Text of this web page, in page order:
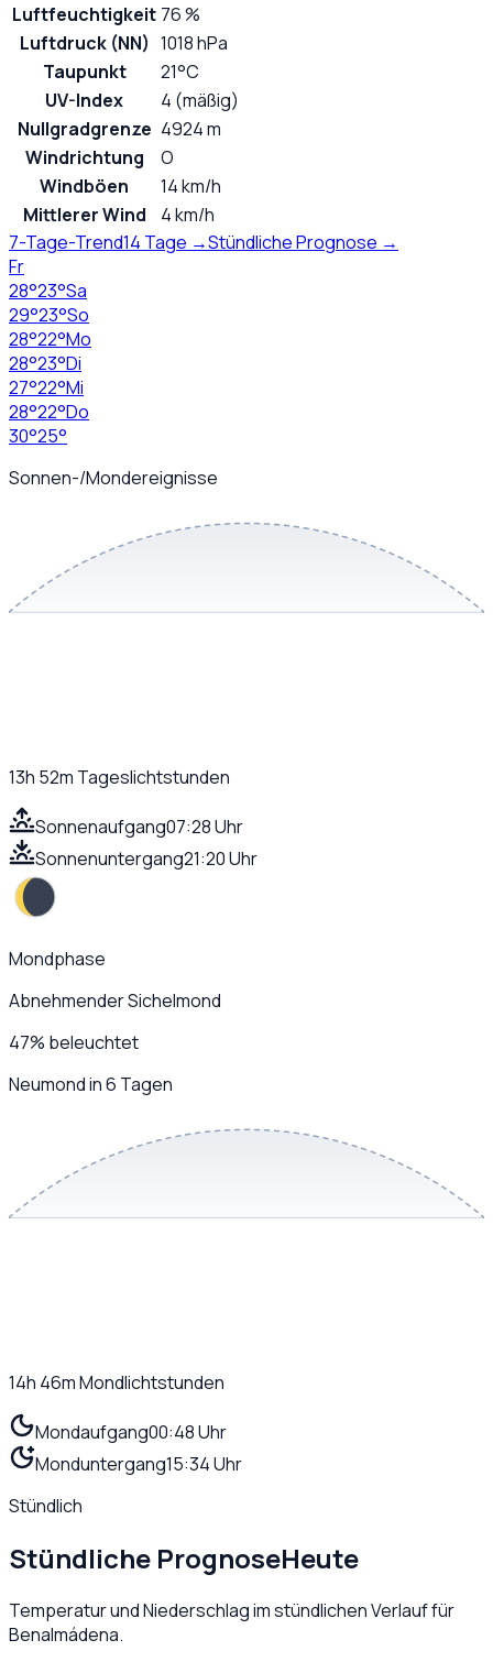
Luftfeuchtigkeit 76 %
Luftdruck (NN) 1018 hPa
Taupunkt
21°C
UV-Index
4 (mäßig)
Nullgradgrenze 4924 m
Windrichtung
O
Windböen
14 km/h
Mittlerer Wind
4 km/h
7-Tage-Trend14 Tage →Stündliche Prognose →
Fr
28°23°Sa
29°23°So
28°22°Mo
28°23°Di
27°22°Mi
28°22°Do
30°25°
Sonnen-/Mondereignisse
13h 52m Tageslichtstunden
Sonnenaufgang07:28 Uhr
Sonnenuntergang21:20 Uhr
Mondphase
Abnehmender Sichelmond
47% beleuchtet
Neumond in 6 Tagen
14h 46mMondlichtstunden
Mondaufgang00:48 Uhr
Monduntergang15:34 Uhr
Stündlich
Stündliche PrognoseHeute
Temperatur und Niederschlag im stündlichen Verlauf für
Benalmádena.